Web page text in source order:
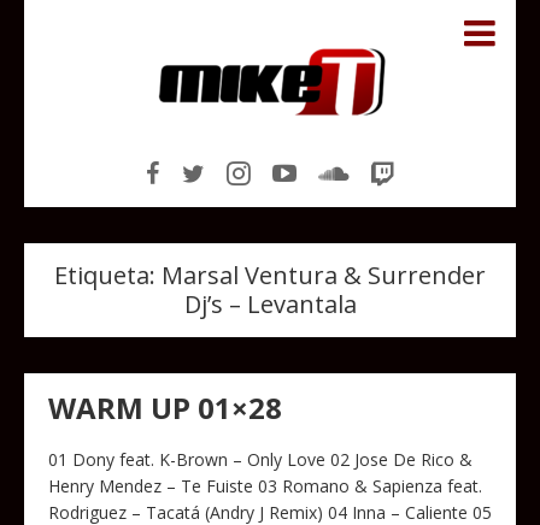
Etiqueta: Marsal Ventura & Surrender
Dj’s – Levantala
WARM UP 01×28
01 Dony feat. K-Brown – Only Love 02 Jose De Rico &
Henry Mendez – Te Fuiste 03 Romano & Sapienza feat.
Rodriguez – Tacatá (Andry J Remix) 04 Inna – Caliente 05